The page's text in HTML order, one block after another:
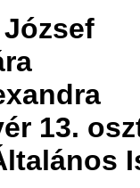
13.